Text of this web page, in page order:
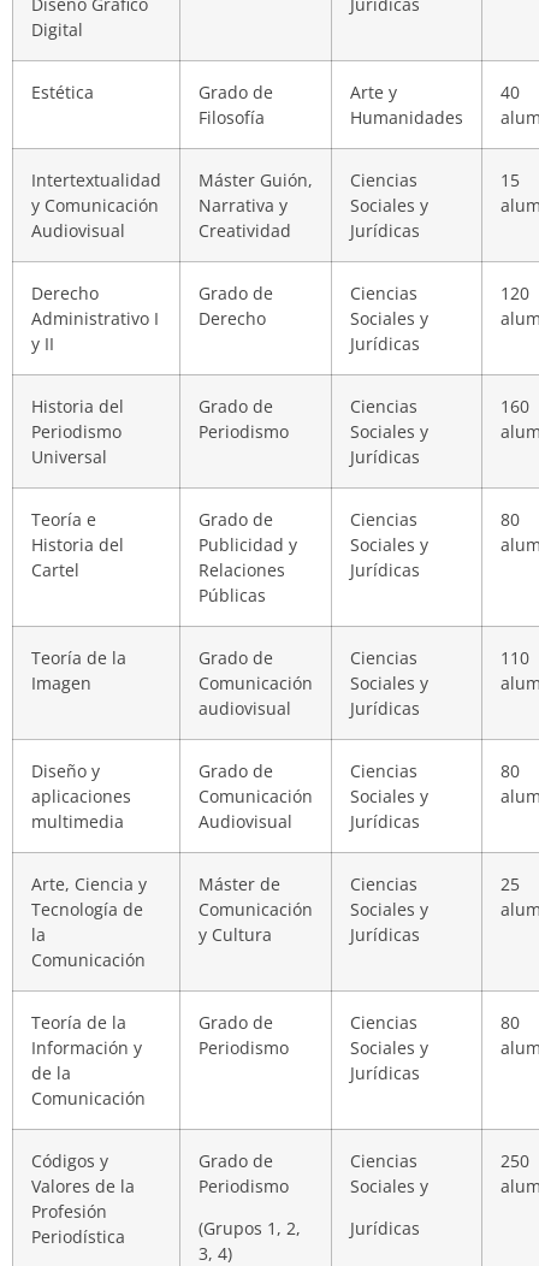
Digital
Estética
Grado de
Filosofía
Arte y
Humanidades
40
Intertextualidad
y Comunicación
Audiovisual
Máster Guión,
Narrativa y
Creatividad
Ciencias
Sociales y
Jurídicas
15
Derecho
Administrativo I
y II
Grado de
Derecho
Ciencias
Sociales y
Jurídicas
120
Historia del
Periodismo
Universal
Grado de
Periodismo
Ciencias
Sociales y
Jurídicas
160
Teoría e
Historia del
Cartel
Grado de
Publicidad y
Relaciones
Públicas
Ciencias
Sociales y
Jurídicas
80
Teoría de la
Imagen
Grado de
Comunicación
audiovisual
Ciencias
Sociales y
Jurídicas
110
Diseño y
aplicaciones
multimedia
Grado de
Comunicación
Audiovisual
Ciencias
Sociales y
Jurídicas
80
Arte, Ciencia y
Tecnología de
la
Comunicación
Máster de
Comunicación
y Cultura
Ciencias
Sociales y
Jurídicas
25
Teoría de la
Información y
de la
Comunicación
Grado de
Periodismo
Ciencias
Sociales y
Jurídicas
80
Códigos y
Valores de la
Profesión
Periodística
Grado de
Periodismo
(Grupos 1, 2,
3, 4)
Ciencias
Sociales y
Jurídicas
250